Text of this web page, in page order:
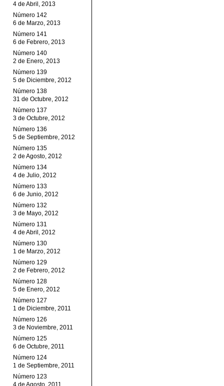
4 de Abril, 2013
Número 142
6 de Marzo, 2013
Número 141
6 de Febrero, 2013
Número 140
2 de Enero, 2013
Número 139
5 de Diciembre, 2012
Número 138
31 de Octubre, 2012
Número 137
3 de Octubre, 2012
Número 136
5 de Septiembre, 2012
Número 135
2 de Agosto, 2012
Número 134
4 de Julio, 2012
Número 133
6 de Junio, 2012
Número 132
3 de Mayo, 2012
Número 131
4 de Abril, 2012
Número 130
1 de Marzo, 2012
Número 129
2 de Febrero, 2012
Número 128
5 de Enero, 2012
Número 127
1 de Diciembre, 2011
Número 126
3 de Noviembre, 2011
Número 125
6 de Octubre, 2011
Número 124
1 de Septiembre, 2011
Número 123
4 de Agosto, 2011